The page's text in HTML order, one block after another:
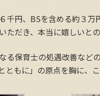
千円、BSを含める約３
ただき、本当に嬉しいと
る保育士の処遇改善など
ともに」の原点を胸に、